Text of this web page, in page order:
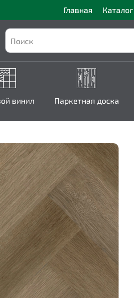
Главная Каталог
винил Паркетная доска